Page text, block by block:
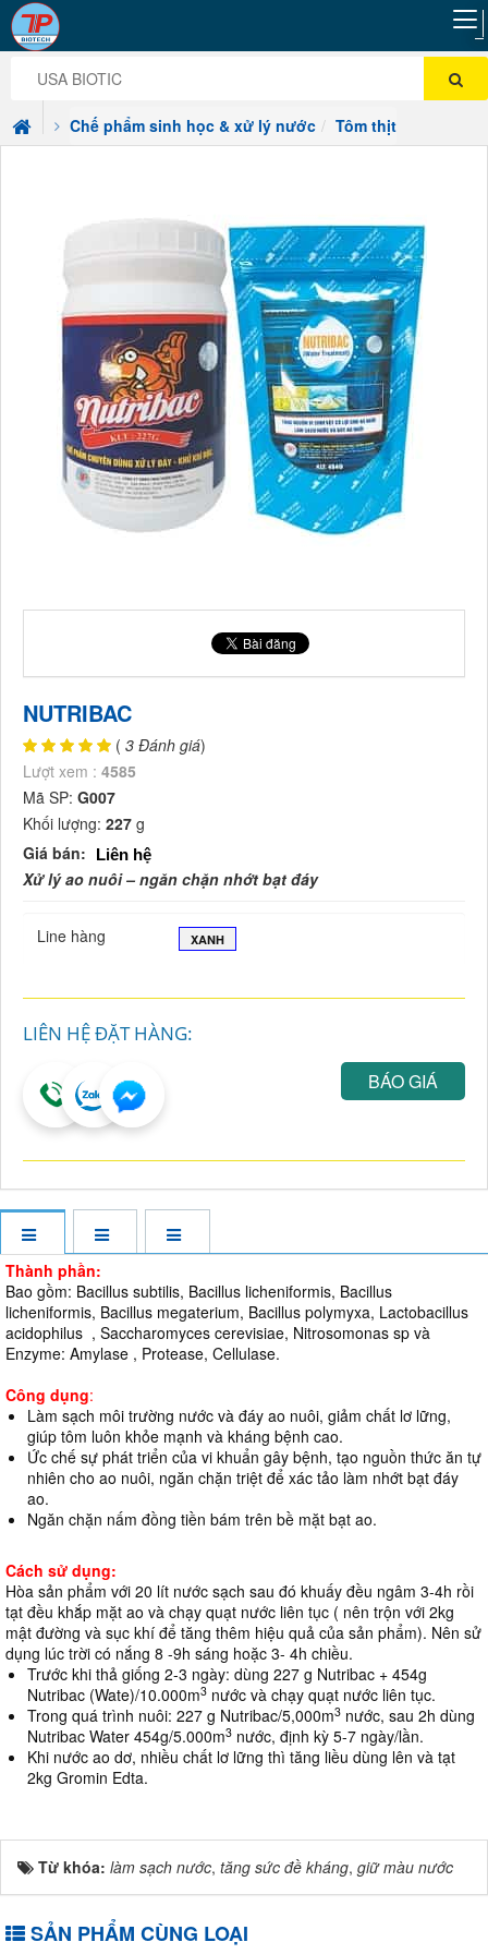
Chế phẩm sinh học & xử lý nước Tôm thịt
NUTRIBAC
( 3 Đánh giá)
Lượt xem : 4585
Mã SP: G007
Khối lượng: 227 g
Giá bán:
Liên hệ
Xử lý ao nuôi – ngăn chặn nhớt bạt đáy
Line hàng XANH
LIÊN HỆ ĐẶT HÀNG:
BÁO GIÁ
Thành phần:
Bao gồm: Bacillus subtilis, Bacillus licheniformis, Bacillus
licheniformis, Bacillus megaterium, Bacillus polymyxa, Lactobacillus
acidophilus , Saccharomyces cerevisiae, Nitrosomonas sp và
Enzyme: Amylase , Protease, Cellulase.
Công dụng:
Làm sạch môi trường nước và đáy ao nuôi, giảm chất lơ lững,
giúp tôm luôn khỏe mạnh và kháng bệnh cao.
Ức chế sự phát triển của vi khuẩn gây bệnh, tạo nguồn thức ăn tự
nhiên cho ao nuôi, ngăn chặn triệt để xác tảo làm nhớt bạt đáy
ao.
Ngăn chặn nấm đồng tiền bám trên bề mặt bạt ao.
Cách sử dụng:
Hòa sản phẩm với 20 lít nước sạch sau đó khuấy đều ngâm 3-4h rồi
tạt đều khắp mặt ao và chạy quạt nước liên tục ( nên trộn với 2kg
mật đường và sục khí để tăng thêm hiệu quả của sản phẩm). Nên sử
dụng lúc trời có nắng 8 -9h sáng hoặc 3- 4h chiều.
Trước khi thả giống 2-3 ngày: dùng 227 g Nutribac + 454g
Nutribac (Wate)/10.000m3 nước và chạy quạt nước liên tục.
Trong quá trình nuôi: 227 g Nutribac/5,000m3 nước, sau 2h dùng
Nutribac Water 454g/5.000m3 nước, định kỳ 5-7 ngày/lần.
Khi nước ao dơ, nhiều chất lơ lững thì tăng liều dùng lên và tạt
2kg Gromin Edta.
Từ khóa: làm sạch nước, tăng sức đề kháng, giữ màu nước
SẢN PHẨM CÙNG LOẠI